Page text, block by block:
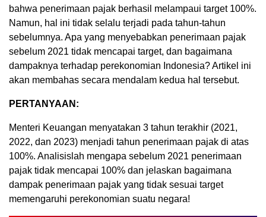
bahwa penerimaan pajak berhasil melampaui target 100%.
Namun, hal ini tidak selalu terjadi pada tahun-tahun
sebelumnya. Apa yang menyebabkan penerimaan pajak
sebelum 2021 tidak mencapai target, dan bagaimana
dampaknya terhadap perekonomian Indonesia? Artikel ini
akan membahas secara mendalam kedua hal tersebut.
PERTANYAAN:
Menteri Keuangan menyatakan 3 tahun terakhir (2021,
2022, dan 2023) menjadi tahun penerimaan pajak di atas
100%. Analisislah mengapa sebelum 2021 penerimaan
pajak tidak mencapai 100% dan jelaskan bagaimana
dampak penerimaan pajak yang tidak sesuai target
memengaruhi perekonomian suatu negara!